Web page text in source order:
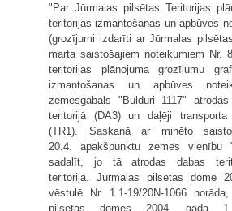
"Par Jūrmalas pilsētas Teritorijas
teritorijas izmantošanas un apbūves
(grozījumi izdarīti ar Jūrmalas
marta saistošajiem noteikumiem Nr.
teritorijas plānojuma grozījumu
izmantošanas un apbūves
zemesgabals "Bulduri 1117"
teritorijā (DA3) un daļēji transporta
(TR1). Saskaņā ar minēto
20.4. apakšpunktu zemes vienību
sadalīt, jo tā atrodas dabas
teritorijā. Jūrmalas pilsētas dome
vēstulē Nr. 1.1-19/20N-1066
pilsētas domes 2004. gada